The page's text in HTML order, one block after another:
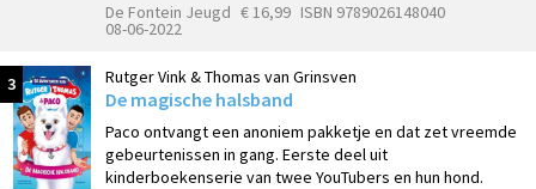
De Fontein Jeugd € 16,99 ISBN 9789026148040
08-06-2022
3 Rutger Vink & Thomas van Grinsven
De magische halsband
Paco ontvangt een anoniem pakketje en dat zet vreemde
gebeurtenissen in gang. Eerste deel uit
kinderboekenserie van twee YouTubers en hun hond.